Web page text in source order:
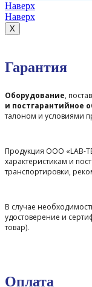
Наверх
Наверх
X
Гарантия
Оборудование,
и постгарантийное
талоном и условиями
Продукция ООО «LAB-
характеристикам и
транспортировки,
В случае
удостоверение и
товар).
Оплата